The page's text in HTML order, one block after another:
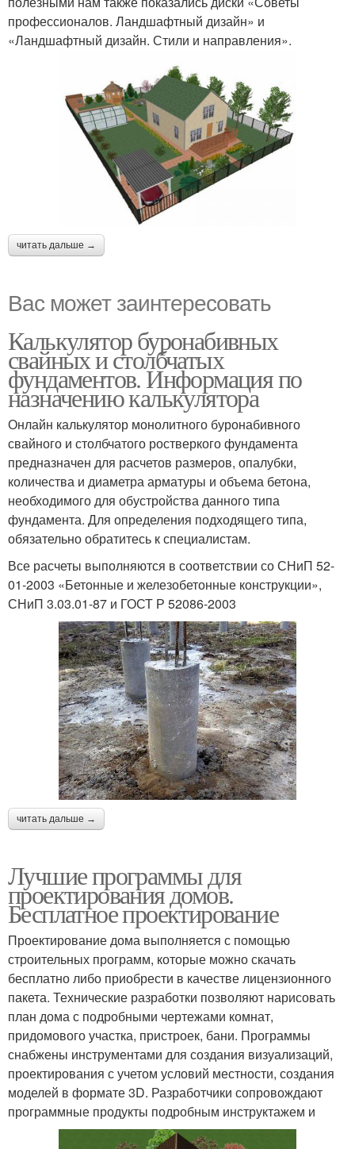
профессионалов. Ландшафтный дизайн» и
«Ландшафтный дизайн. Стили и направления».
читать дальше →
Вас может заинтересовать
Калькулятор буронабивных
свайных и столбчатых
фундаментов. Информация по
назначению калькулятора
Онлайн калькулятор монолитного буронабивного
свайного и столбчатого ростверкого фундамента
предназначен для расчетов размеров, опалубки,
количества и диаметра арматуры и объема бетона,
необходимого для обустройства данного типа
фундамента. Для определения подходящего типа,
обязательно обратитесь к специалистам.
Все расчеты выполняются в соответствии со СНиП 52-
01-2003 «Бетонные и железобетонные конструкции»,
СНиП 3.03.01-87 и ГОСТ Р 52086-2003
читать дальше →
Лучшие программы для
проектирования домов.
Бесплатное проектирование
Проектирование дома выполняется с помощью
строительных программ, которые можно скачать
бесплатно либо приобрести в качестве лицензионного
пакета. Технические разработки позволяют нарисовать
план дома с подробными чертежами комнат,
придомового участка, пристроек, бани. Программы
снабжены инструментами для создания визуализаций,
проектирования с учетом условий местности, создания
моделей в формате 3D. Разработчики сопровождают
программные продукты подробным инструктажем и